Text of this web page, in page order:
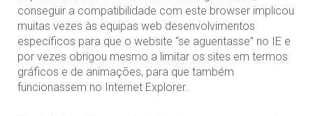
conseguir a compatibilidade com este browser implicou
muitas vezes às equipas web desenvolvimentos
específicos para que o website “se aguentasse” no IE e
por vezes obrigou mesmo a limitar os sites em termos
gráficos e de animações, para que também
funcionassem no Internet Explorer.